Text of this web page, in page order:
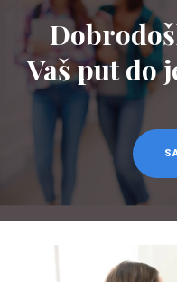
O NAMA
NAŠE
ŠKOLA
JEZIKA
KURSEVI
NOVOSTI
KONTAKT
Vaš put do
na